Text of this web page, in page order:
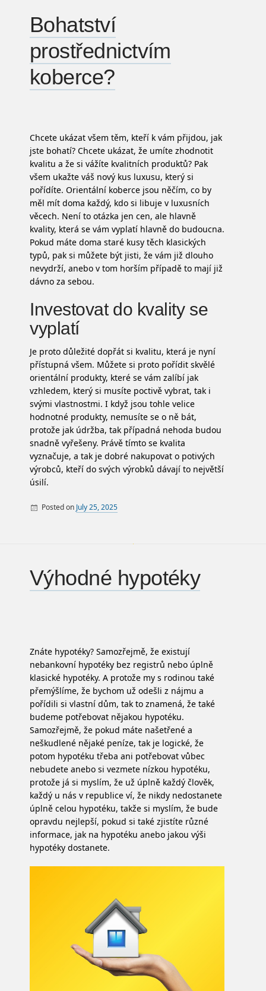
Bohatství
prostřednictvím
koberce?
Chcete ukázat všem těm, kteří k vám přijdou, jak
jste bohatí? Chcete ukázat, že umíte zhodnotit
kvalitu a že si vážíte kvalitních produktů? Pak
všem ukažte váš nový kus luxusu, který si
pořídíte. Orientální koberce jsou něčím, co by
měl mít doma každý, kdo si libuje v luxusních
věcech. Není to otázka jen cen, ale hlavně
kvality, která se vám vyplatí hlavně do budoucna.
Pokud máte doma staré kusy těch klasických
typů, pak si můžete být jisti, že vám již dlouho
nevydrží, anebo v tom horším případě to mají již
dávno za sebou.
Investovat do kvality se
vyplatí
Je proto důležité dopřát si kvalitu, která je nyní
přístupná všem. Můžete si proto pořídit skvělé
orientální produkty, které se vám zalíbí jak
vzhledem, který si musíte poctivě vybrat, tak i
svými vlastnostmi. I když jsou tohle velice
hodnotné produkty, nemusíte se o ně bát,
protože jak údržba, tak případná nehoda budou
snadně vyřešeny. Právě tímto se kvalita
vyznačuje, a tak je dobré nakupovat o potivých
výrobců, kteří do svých výrobků dávají to největší
úsilí.
Posted on July 25, 2025
Výhodné hypotéky
Znáte hypotéky? Samozřejmě, že existují
nebankovní hypotéky bez registrů nebo úplně
klasické hypotéky. A protože my s rodinou také
přemýšlíme, že bychom už odešli z nájmu a
pořídili si vlastní dům, tak to znamená, že také
budeme potřebovat nějakou hypotéku.
Samozřejmě, že pokud máte našetřené a
neškudlené nějaké peníze, tak je logické, že
potom hypotéku třeba ani potřebovat vůbec
nebudete anebo si vezmete nízkou hypotéku,
protože já si myslím, že už úplně každý člověk,
každý u nás v republice ví, že nikdy nedostanete
úplně celou hypotéku, takže si myslím, že bude
opravdu nejlepší, pokud si také zjistíte různé
informace, jak na hypotéku anebo jakou výši
hypotéky dostanete.